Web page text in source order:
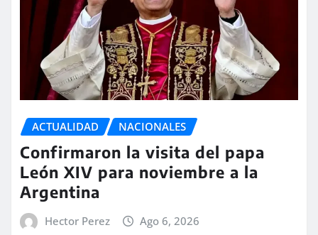
ACTUALIDAD NACIONALES
Confirmaron la visita del papa
León XIV para noviembre a la
Argentina
Hector Perez Ago 6, 2026